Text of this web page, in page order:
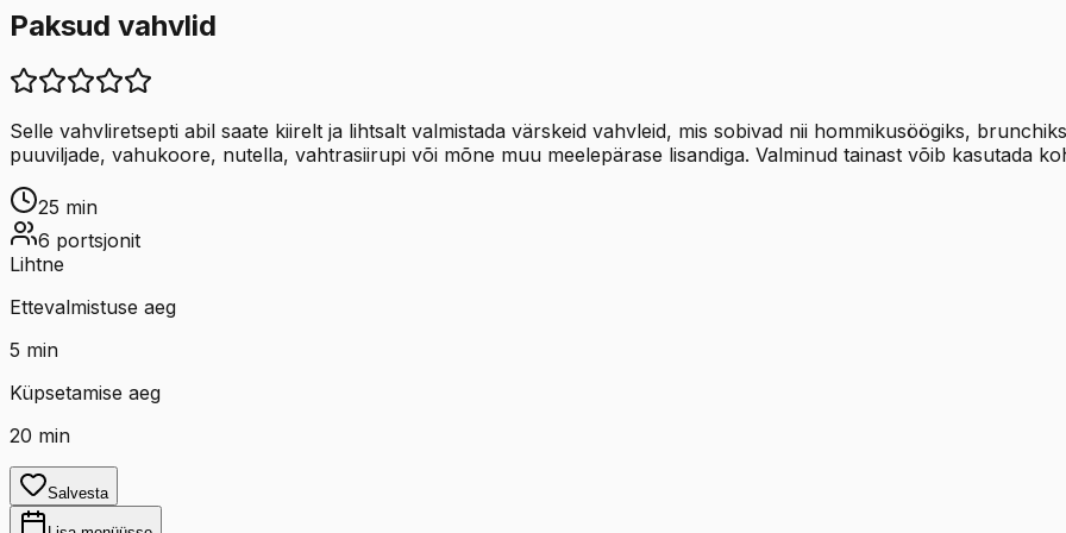
Paksud vahvlid
Selle vahvliretsepti abil saate kiirelt ja lihtsalt valmistada värskeid vahvleid, mis sobivad nii hommikusöögiks,
puuviljade, vahukoore, nutella, vahtrasiirupi või mõne muu meelepärase lisandiga. Valminud tainast võib kasutada
25 min
6 portsjonit
Lihtne
Ettevalmistuse aeg
5 min
Küpsetamise aeg
20 min
Salvesta